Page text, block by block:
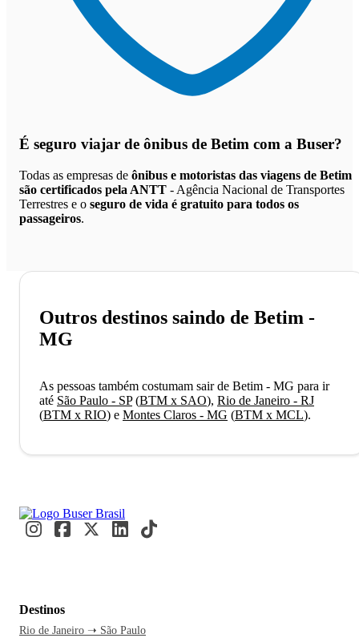
É seguro viajar de ônibus de Betim com a Buser?
Todas as empresas de ônibus e motoristas das viagens de Betim
são certificados pela ANTT - Agência Nacional de Transportes
Terrestres e o seguro de vida é gratuito para todos os
passageiros.
Outros destinos saindo de Betim -
MG
As pessoas também costumam sair de Betim - MG para ir
até São Paulo - SP(BTM x SAO), Rio de Janeiro - RJ
(BTM x RIO) e Montes Claros - MG (BTM x MCL).
Destinos
Rio de Janeiro ➝ São Paulo